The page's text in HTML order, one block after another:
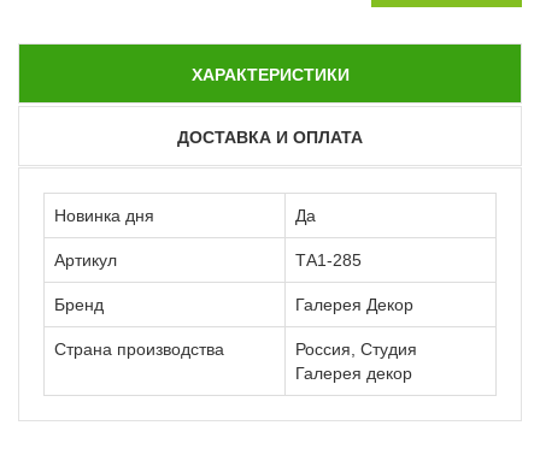
ХАРАКТЕРИСТИКИ
ДОСТАВКА И ОПЛАТА
Новинка дня Да
Артикул ТА1-285
Бренд Галерея Декор
Страна производства
Россия, Студия
Галерея декор